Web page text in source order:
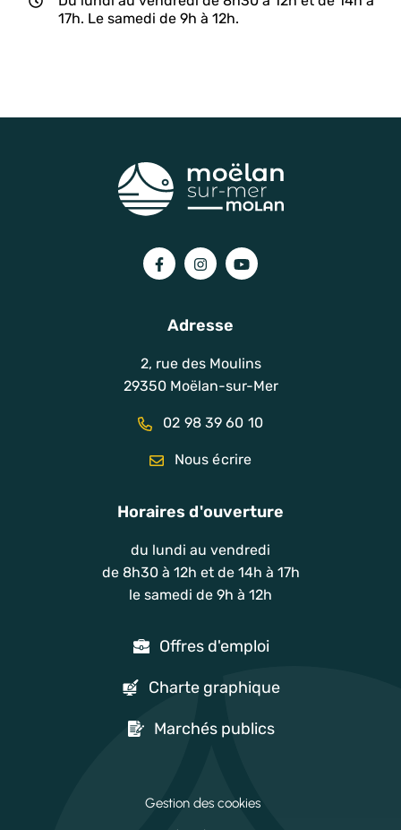
17h. Le samedi de 9h à 12h.
Lien vers le compte Facebook
Lien vers le compte Instagram
Lien vers la chaîne
Adresse
2, rue des Moulins
29350 Moëlan-sur-Mer
02 98 39 60 10
Nous écrire
Horaires d'ouverture
du lundi au vendredi
de 8h30 à 12h et de 14h à 17h
le samedi de 9h à 12h
Offres d'emploi
Charte graphique
Marchés publics
Gestion des cookies